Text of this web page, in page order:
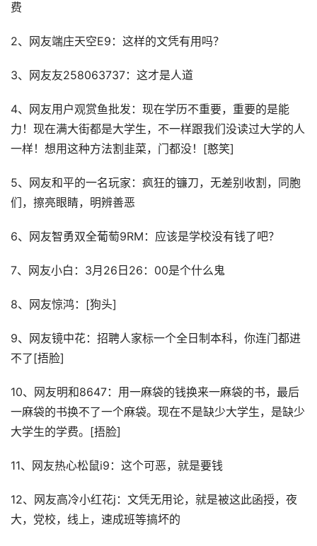
费
2、网友端庄天空E9：这样的文凭有用吗？
3、网友友258063737：这才是人道
4、网友用户观赏鱼批发：现在学历不重要，重要的是能
力！现在满大街都是大学生，不一样跟我们没读过大学的人
一样！想用这种方法割韭菜，门都没！[憨笑]
5、网友和平的一名玩家：疯狂的镰刀，无差别收割，同胞
们，擦亮眼睛，明辨善恶
6、网友智勇双全葡萄9RM：应该是学校没有钱了吧？
7、网友小白：3月26日26：00是个什么鬼
8、网友惊鸿：[狗头]
9、网友镜中花：招聘人家标一个全日制本科，你连门都进
不了[捂脸]
10、网友明和8647：用一麻袋的钱换来一麻袋的书，最后
一麻袋的书换不了一个麻袋。现在不是缺少大学生，是缺少
大学生的学费。[捂脸]
11、网友热心松鼠i9：这个可恶，就是要钱
12、网友高冷小红花j：文凭无用论，就是被这此函授，夜
大，党校，线上，速成班等搞坏的